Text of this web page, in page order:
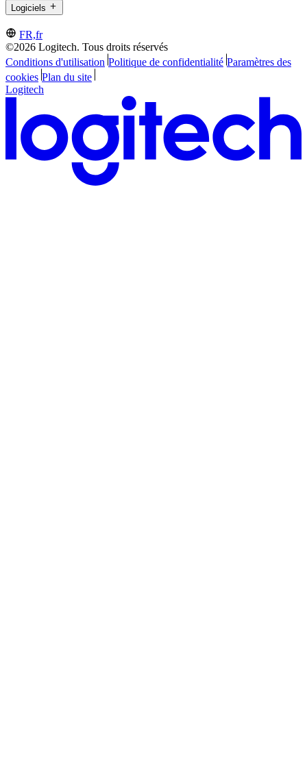
Logiciels
FR,fr
©2026 Logitech. Tous droits réservés
Conditions d'utilisation Politique de confidentialité Paramètres des
cookies Plan du site
Logitech